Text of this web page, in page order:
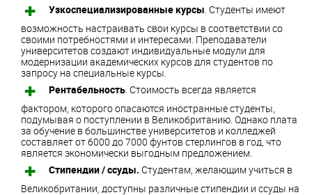
Узкоспециализированные курсы. Студенты имеют
возможность настраивать свои курсы в соответствии со
своими потребностями и интересами. Преподаватели
университетов создают индивидуальные модули для
модернизации академических курсов для студентов по
запросу на специальные курсы.
Рентабельность. Стоимость всегда является
фактором, которого опасаются иностранные студенты,
подумывая о поступлении в Великобританию. Однако плата
за обучение в большинстве университетов и колледжей
составляет от 6000 до 7000 фунтов стерлингов в год, что
является экономически выгодным предложением.
Стипендии / ссуды. Студентам, желающим учиться в
Великобритании, доступны различные стипендии и ссуды на